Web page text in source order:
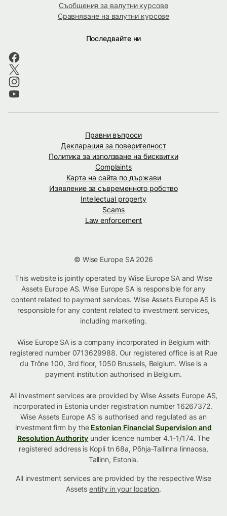
Съобщения за валутни курсове
Сравняване на валутни курсове
Последвайте ни
Правни въпроси
Декларация за поверителност
Политика за използване на бисквитки
Complaints
Карта на сайта по държави
Изявление за съвременното робство
Intellectual property
Scams
Law enforcement
© Wise Europe SA 2026
This website is jointly operated by Wise Europe SA and Wise
Assets Europe AS. Wise Europe SA is responsible for any
content related to payment services. Wise Assets Europe AS is
responsible for any content related to investment services,
including marketing.
Wise Europe SA is a company incorporated in Belgium with
registered number 0713629988. Our registered office is at Rue
du Trône 100, 3rd floor, 1050 Brussels, Belgium. Wise is a
payment institution authorised in Belgium.
All investment services are provided by Wise Assets Europe AS,
incorporated in Estonia under registration number 16267372.
Wise Assets Europe AS is authorised and regulated as an
investment firm by the Estonian Financial Supervision and
Resolution Authority under licence number 4.1-1/174. The
registered address is Kopli tn 68a, Põhja-Tallinna linnaosa,
Tallinn, Estonia.
All investment services are provided by the respective Wise
Assetsentity in your location.